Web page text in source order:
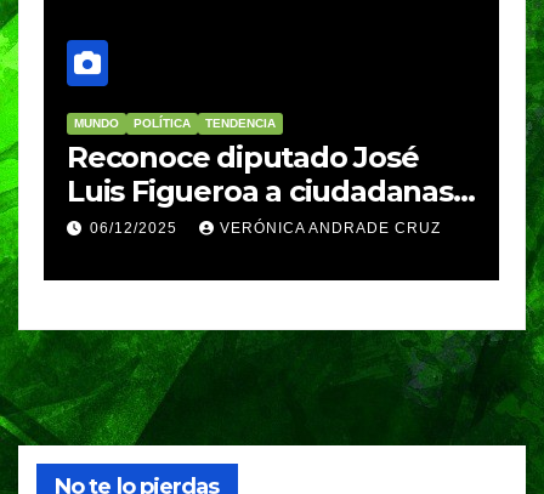
MUNDO POLÍTICA TENDENCIA
Reconoce diputado José
Luis Figueroa a ciudadanas y
ciudadanos que
06/12/2025 VERÓNICA ANDRADE CRUZ
No te lo pierdas